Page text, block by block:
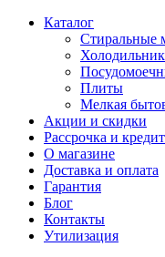
Каталог
Стиральные
Плиты
Мелкая
Акции и скидки
Рассрочка и кредит
О магазине
Доставка и оплата
Гарантия
Блог
Контакты
Утилизация